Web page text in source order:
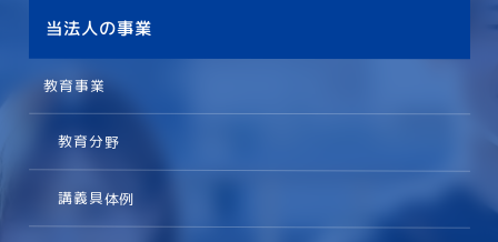
当法人の事業
教育事業
教育分野
講義具体例